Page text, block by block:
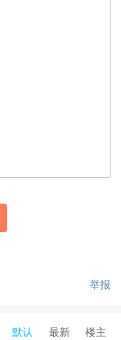
举报
默认 最新 楼主